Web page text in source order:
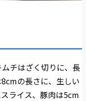
チはざく切りに、長
の長さに、生しい
ライス、豚肉は5cm